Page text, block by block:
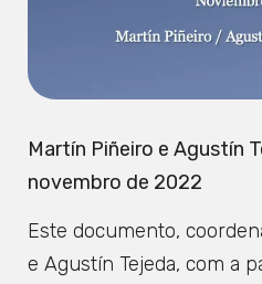
Martín Piñeiro e Agustín
novembro de 2022
Este documento,
e Agustín Tejeda, com a